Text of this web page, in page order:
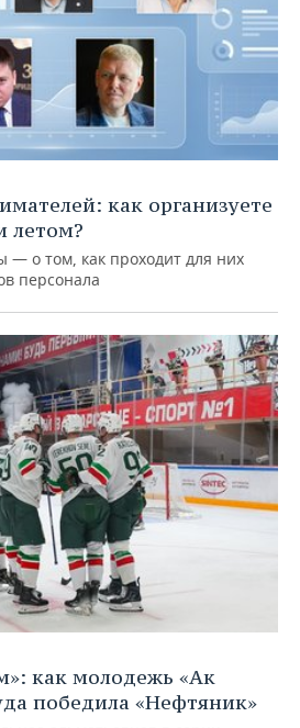
как организуете
летом?
— о том, как проходит для них
персонала
как молодежь «Ак
победила «Нефтяник»